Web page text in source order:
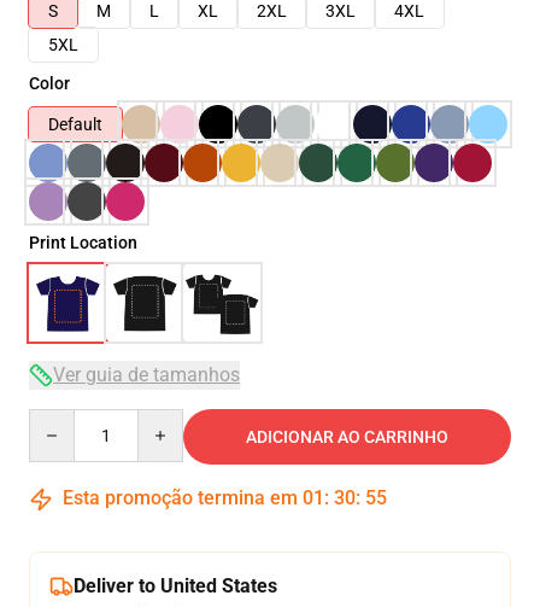
S
M L XL 2XL 3XL
4XL
5XL
Color
Default
Print Location
Ver guia de tamanhos
ADICIONAR AO CARRINHO
Esta promoção termina em 01 : 30: 54
Deliver to United States